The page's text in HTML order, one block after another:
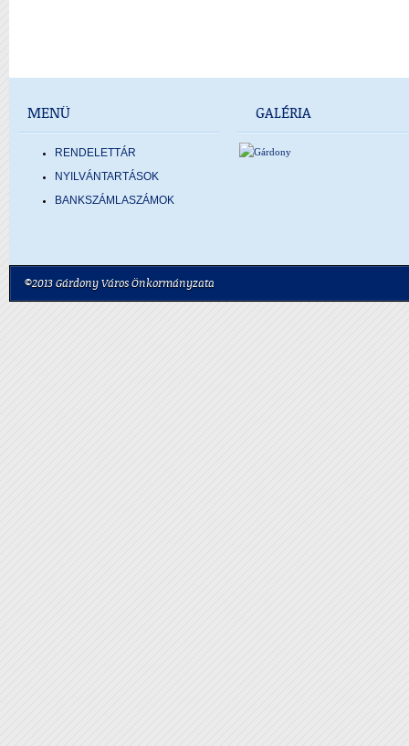
MENÜ
RENDELETTÁR
NYILVÁNTARTÁSOK
BANKSZÁMLASZÁMOK
GALÉRIA
©2013 Gárdony Város Önkormányzata